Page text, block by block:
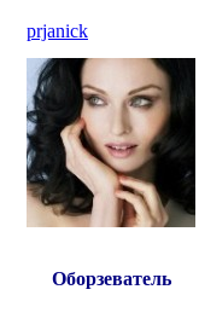
prjanick
Оборзеватель